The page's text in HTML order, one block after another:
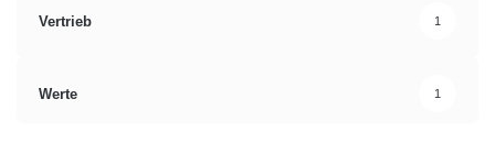
Vertrieb 1
Werte 1